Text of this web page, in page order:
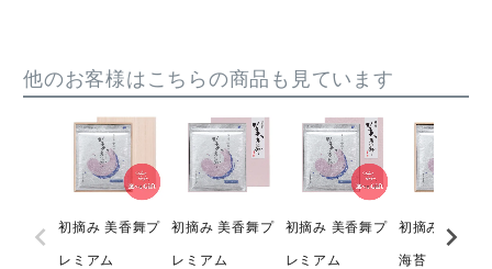
他のお客様はこちらの商品も見ています
初摘み 美香舞プ
レミアム
初摘み 美香舞プ
レミアム
初摘み 美香舞プ
レミアム
初摘み 美香舞
海苔